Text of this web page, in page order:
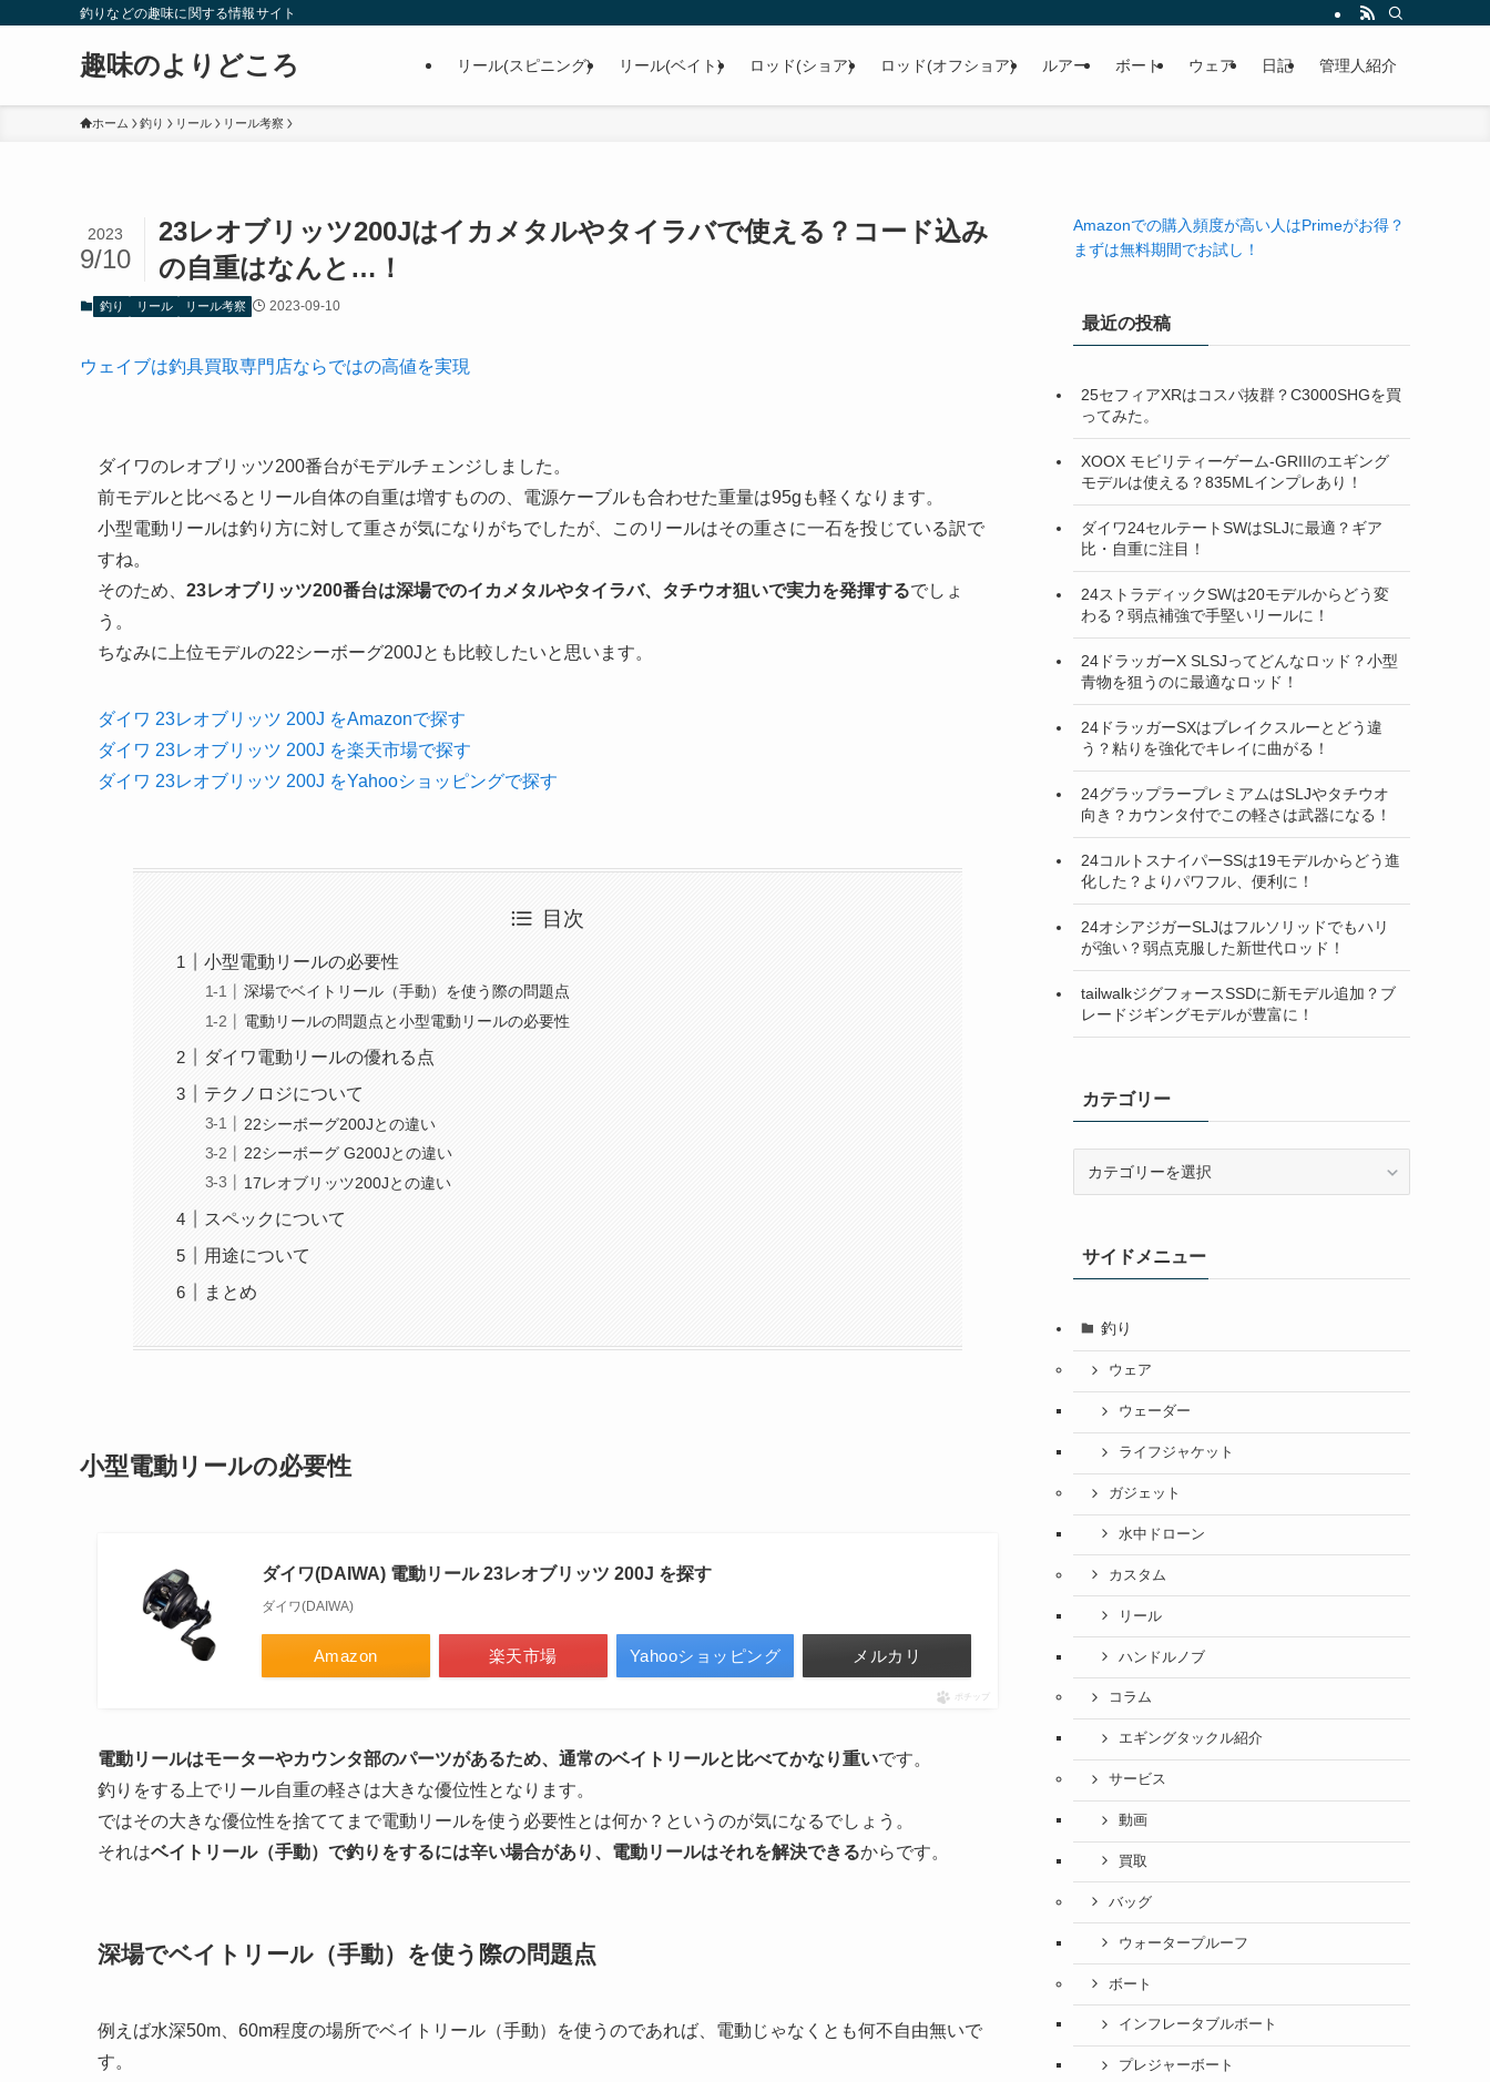
釣りなどの趣味に関する情報サイト
趣味のよりどころ リール(スピニング) リール(ベイト) ロッド(ショア) ロッド(オフショア) ルアー ボート ウェア 日記 管理人紹介
ホーム 釣り リール リール考察
23レオブリッツ200Jはイカメタルやタイラバで使える？コード込み
の自重はなんと…！
2023
9/10
釣り リール リール考察 2023-09-10
ウェイブは釣具買取専門店ならではの高値を実現
ダイワのレオブリッツ200番台がモデルチェンジしました。
前モデルと比べるとリール自体の自重は増すものの、電源ケーブルも合わせた重量は95gも軽くなります。
小型電動リールは釣り方に対して重さが気になりがちでしたが、このリールはその重さに一石を投じている訳で
すね。
そのため、 23レオブリッツ200番台は深場でのイカメタルやタイラバ、タチウオ狙いで実力を発揮するでしょ
う。
ちなみに上位モデルの22シーボーグ200Jとも比較したいと思います。
ダイワ 23レオブリッツ 200J をAmazonで探す
ダイワ 23レオブリッツ 200J を楽天市場で探す
ダイワ 23レオブリッツ 200J をYahooショッピングで探す
目次
小型電動リールの必要性
深場でベイトリール（手動）を使う際の問題点
電動リールの問題点と小型電動リールの必要性
ダイワ電動リールの優れる点
テクノロジについて
22シーボーグ200Jとの違い
22シーボーグ G200Jとの違い
17レオブリッツ200Jとの違い
スペックについて
用途について
まとめ
小型電動リールの必要性
ダイワ(DAIWA) 電動リール 23レオブリッツ 200J を探す
ダイワ(DAIWA)
Amazon 楽天市場 Yahooショッピング メルカリ
ポチップ
電動リールはモーターやカウンタ部のパーツがあるため、通常のベイトリールと比べてかなり重いです。
釣りをする上でリール自重の軽さは大きな優位性となります。
ではその大きな優位性を捨ててまで電動リールを使う必要性とは何か？というのが気になるでしょう。
それはベイトリール（手動）で釣りをするには辛い場合があり、電動リールはそれを解決できるからです。
深場でベイトリール（手動）を使う際の問題点
例えば水深50m、60m程度の場所でベイトリール（手動）を使うのであれば、電動じゃなくとも何不自由無いで
す。
Amazonでの購入頻度が高い人はPrimeがお得？
まずは無料期間でお試し！
最近の投稿
25セフィアXRはコスパ抜群？C3000SHGを買
ってみた。
XOOX モビリティーゲーム-GRIIIのエギング
モデルは使える？835MLインプレあり！
ダイワ24セルテートSWはSLJに最適？ギア
比・自重に注目！
24ストラディックSWは20モデルからどう変
わる？弱点補強で手堅いリールに！
24ドラッガーX SLSJってどんなロッド？小型
青物を狙うのに最適なロッド！
24ドラッガーSXはブレイクスルーとどう違
う？粘りを強化でキレイに曲がる！
24グラップラープレミアムはSLJやタチウオ
向き？カウンタ付でこの軽さは武器になる！
24コルトスナイパーSSは19モデルからどう進
化した？よりパワフル、便利に！
24オシアジガーSLJはフルソリッドでもハリ
が強い？弱点克服した新世代ロッド！
tailwalkジグフォースSSDに新モデル追加？ブ
レードジギングモデルが豊富に！
カテゴリー
ーサイドメニュー
釣り
ウェア
ウェーダー
ライフジャケット
ガジェット
水中ドローン
カスタム
リール
ハンドルノブ
コラム
エギングタックル紹介
サービス
動画
買取
バッグ
ウォータープルーフ
ボート
インフレータブルボート
プレジャーボート